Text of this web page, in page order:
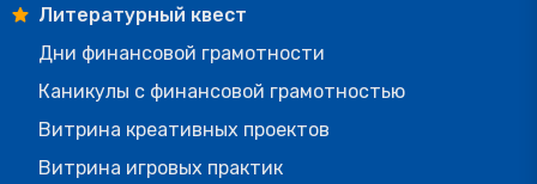
Литературный квест
Дни финансовой грамотности
Каникулы с финансовой грамотностью
Витрина креативных проектов
Витрина игровых практик